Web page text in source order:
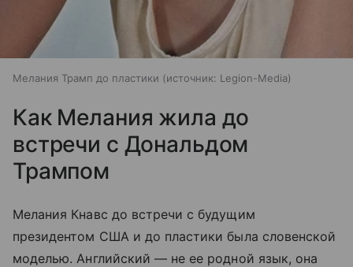
Мелания Трамп до пластики источник: Legion-Media
Как Мелания жила до
встречи с Дональдом
Трампом
Мелания Кнавс до встречи с будущим
президентом США и до пластики была словенской
моделью. Английский — не ее родной язык, она